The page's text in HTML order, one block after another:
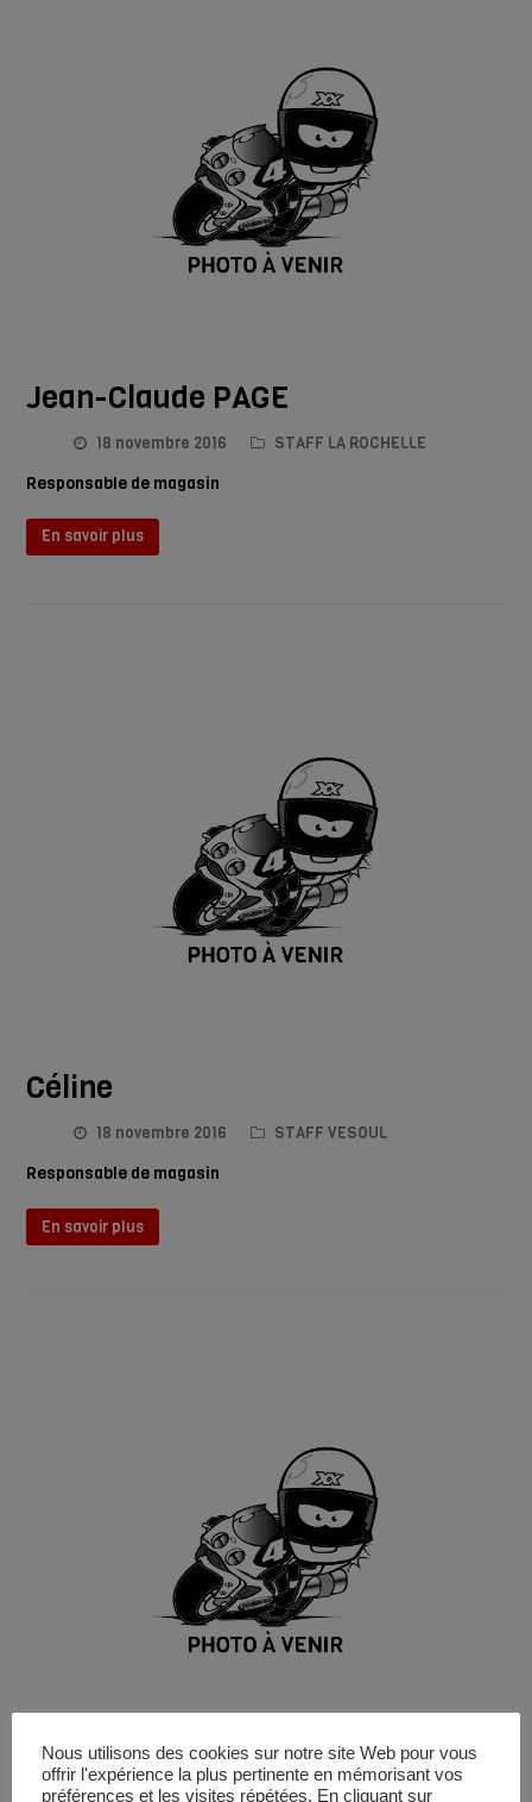
Jean-Claude PAGE
18 novembre 2016 STAFF LA ROCHELLE
Responsable de magasin
En savoir plus
Céline
18 novembre 2016 STAFF VESOUL
Responsable de magasin
En savoir plus
Anaël
Nous utilisons des cookies sur notre site Web pour vous
offrir l'expérience la plus pertinente en mémorisant vos
préférences et les visites répétées. En cliquant sur